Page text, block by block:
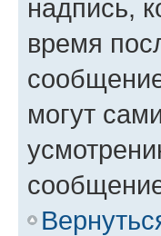
надпись,
время
могут